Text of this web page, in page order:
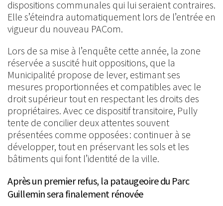
dispositions communales qui lui seraient contraires.
Elle s’éteindra automatiquement lors de l’entrée en
vigueur du nouveau PACom.
Lors de sa mise à l’enquête cette année, la zone
réservée a suscité huit oppositions, que la
Municipalité propose de lever, estimant ses
mesures proportionnées et compatibles avec le
droit supérieur tout en respectant les droits des
propriétaires. Avec ce dispositif transitoire, Pully
tente de concilier deux attentes souvent
présentées comme opposées : continuer à se
développer, tout en préservant les sols et les
bâtiments qui font l’identité de la ville.
Après un premier refus, la pataugeoire du Parc
Guillemin sera finalement rénovée